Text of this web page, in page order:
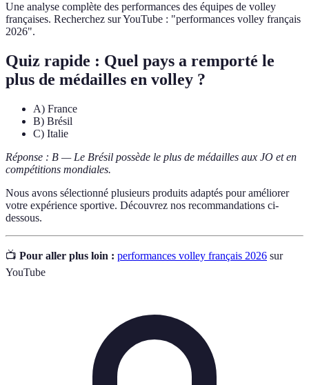
Une analyse complète des performances des équipes de volley
françaises. Recherchez sur YouTube : "performances volley français
2026".
Quiz rapide : Quel pays a remporté le
plus de médailles en volley ?
A) France
B) Brésil
C) Italie
Réponse : B — Le Brésil possède le plus de médailles aux JO et en
compétitions mondiales.
Nous avons sélectionné plusieurs produits adaptés pour améliorer
votre expérience sportive. Découvrez nos recommandations ci-
dessous.
📺 Pour aller plus loin : performances volley français 2026 sur
YouTube